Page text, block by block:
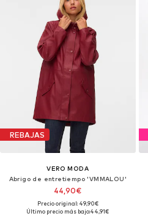
REBAJAS
VERO MODA
Abrigo de entretiempo 'VMMALOU'
44,90€
Precio original: 49,90€
Último precio más bajo:44,91€